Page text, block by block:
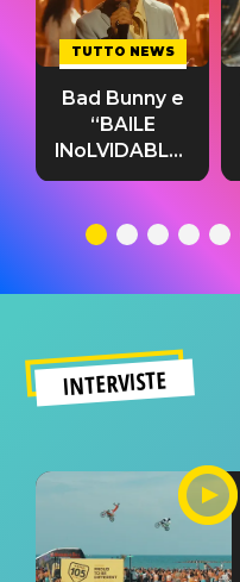
TUTTO NEWS
Bad Bunny e
“BAILE
INoLVIDABLE”:
testo,
significato
INTERVISTE